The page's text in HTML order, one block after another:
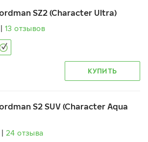
SZ2 (Character Ultra)
13 отзывов
КУПИТЬ
S2 SUV (Character Aqua
24 отзыва